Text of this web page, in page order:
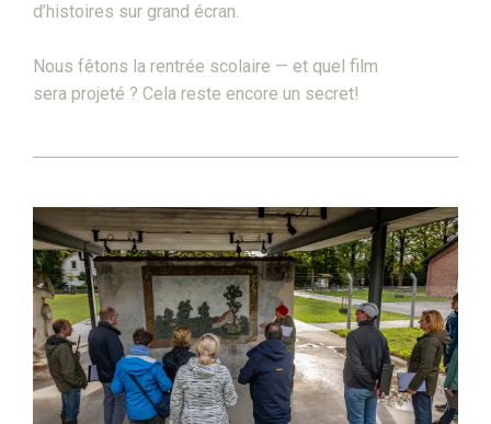
d’histoires sur grand écran.
Nous fêtons la rentrée scolaire — et quel film
sera projeté ? Cela reste encore un secret!